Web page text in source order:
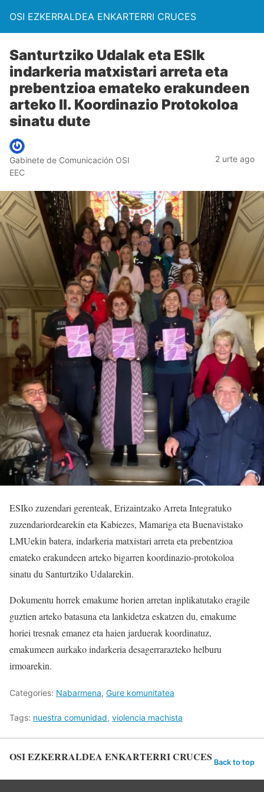
OSI EZKERRALDEA ENKARTERRI CRUCES
Santurtziko Udalak eta ESIk
indarkeria matxistari arreta eta
prebentzioa emateko erakundeen
arteko II. Koordinazio Protokoloa
sinatu dute
Gabinete de Comunicación OSI
EEC
2 urte ago
ESIko zuzendari gerenteak, Erizaintzako Arreta Integratuko
zuzendariordearekin eta Kabiezes, Mamariga eta Buenavistako
LMUekin batera, indarkeria matxistari arreta eta prebentzioa
emateko erakundeen arteko bigarren koordinazio-protokoloa
sinatu du Santurtziko Udalarekin.
Dokumentu horrek emakume horien arretan inplikatutako eragile
guztien arteko batasuna eta lankidetza eskatzen du, emakume
horiei tresnak emanez eta haien jarduerak koordinatuz,
emakumeen aurkako indarkeria desagerrarazteko helburu
irmoarekin.
Categories: Nabarmena, Gure komunitatea
Tags: nuestra comunidad, violencia machista
OSI EZKERRALDEA ENKARTERRI CRUCES Back to top